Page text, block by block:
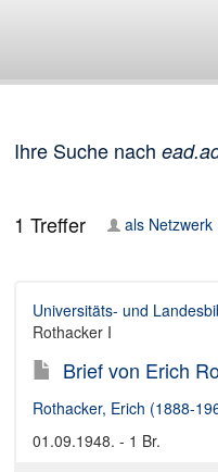
Ihre Suche nach
1 Treffer als Netzwerk
Universitäts- und
Rothacker I
Brief von Erich
Rothacker, Erich (1888-
01.09.1948. - 1 Br.